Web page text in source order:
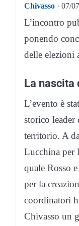
Chivasso · 07/
L’incontro
ponendo
delle elezioni
La nascita
L’evento è
storico leader
territorio. A
Lucchina per
quale Rosso
per la
coordinatori
Chivasso un